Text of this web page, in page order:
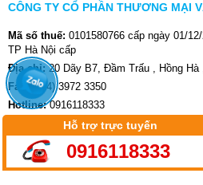
CÔNG TY CỔ PHẦN THƯƠNG MẠI
Mã số thuế: 0101580766 cấp ngày 01/
TP Hà Nội cấp
Địa chỉ:20 Dãy B7, Đầm Trấu , Hồng Hà
Fax:(024) 3972 3350
Hotline:0916118333
aditech.com.vn-adi-
Hỗ trợ trực tuyến
0916118333